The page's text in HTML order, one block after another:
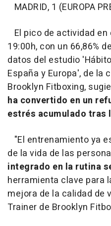
MADRID, 1 (EUROPA
El pico de actividad
19:00h, con un 66,86%
datos del estudio
España y Europa', de la
Brooklyn Fitboxing,
ha convertido en un
estrés acumulado tras
"El entrenamiento ya
de la vida de las
integrado en la rutina
herramienta clave para
mejora de la calidad de
Trainer de Brooklyn